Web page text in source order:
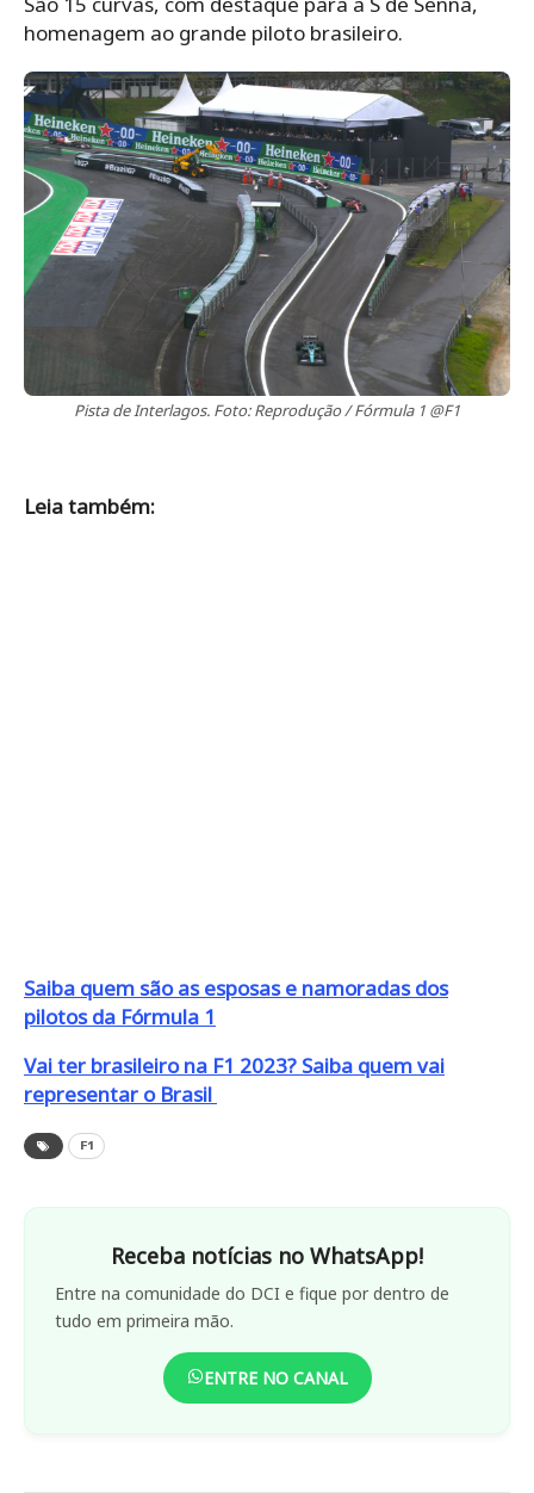
homenagem ao grande piloto brasileiro.
Pista de Interlagos. Foto: Reprodução / Fórmula 1 @F1
Leia também:
Saiba quem são as esposas e namoradas dos
pilotos da Fórmula 1
Vai ter brasileiro na F1 2023? Saiba quem vai
representar o Brasil
F1
Receba notícias no WhatsApp!
Entre na comunidade do DCI e fique por dentro de
tudo em primeira mão.
ENTRE NO CANAL